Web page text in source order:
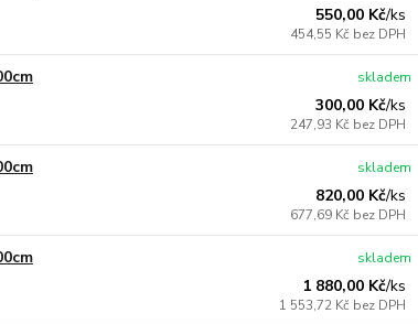
550,00 Kč/ks
454,55 Kč bez DPH
300,00 Kč/ks
247,93 Kč bez DPH
skladem
820,00 Kč/ks
677,69 Kč bez DPH
skladem
1 880,00 Kč/ks
1 553,72 Kč bez DPH
skladem